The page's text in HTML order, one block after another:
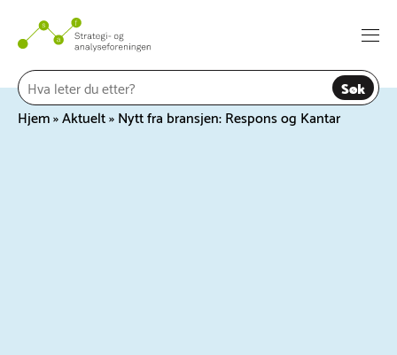
innhold
Søk
Hjem»Aktuelt»Nytt fra bransjen: Respons og Kantar